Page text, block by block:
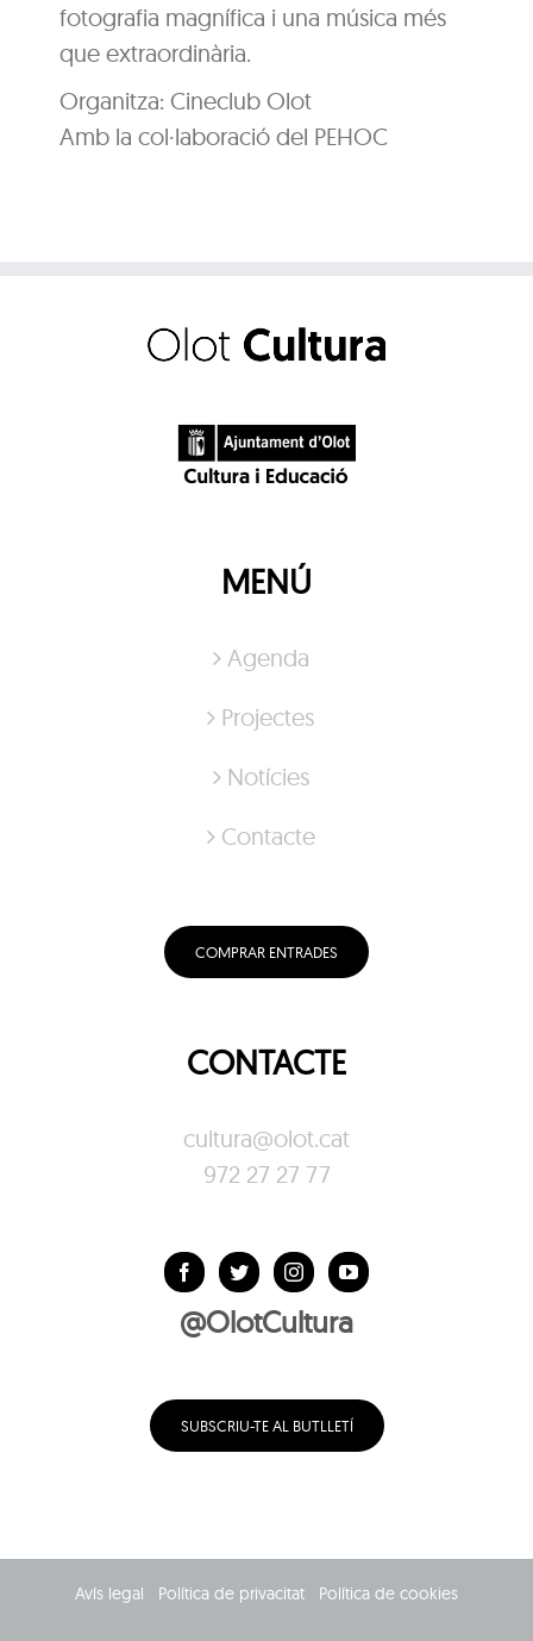
fotografia magnífica i una música més
que extraordinària.
Organitza: Cineclub Olot
Amb la col·laboració del PEHOC
MENÚ
Agenda
Projectes
Notícies
Contacte
COMPRAR ENTRADES
CONTACTE
cultura@olot.cat
972 27 27 77
@OlotCultura
SUBSCRIU-TE AL BUTLLETÍ
Avís legal Política de privacitat Política de cookies